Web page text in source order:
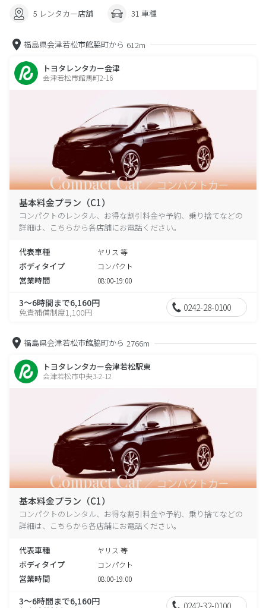
5 レンタカー店舗 31 車種
福島県会津若松市館脇町から 612m
トヨタレンタカー会津
会津若松市館馬町2-16
基本料金プラン（C1）
コンパクトのレンタル、お得な割引料金や予約、乗り捨てなどの
詳細は、こちらから各店舗にお電話ください。
代表車種 ヤリス 等
ボディタイプ コンパクト
営業時間 08:00-19:00
3～6時間まで6,160円
免責補償制度1,100円 0242-28-0100
福島県会津若松市館脇町から 2766m
トヨタレンタカー会津若松駅東
会津若松市中央3-2-12
基本料金プラン（C1）
コンパクトのレンタル、お得な割引料金や予約、乗り捨てなどの
詳細は、こちらから各店舗にお電話ください。
代表車種 ヤリス 等
ボディタイプ コンパクト
営業時間 08:00-19:00
3～6時間まで6,160円 0242-32-0100